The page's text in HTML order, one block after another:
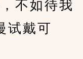
不如待我
试戴可